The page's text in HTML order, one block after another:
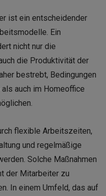
ist ein entscheidender
Ein
nicht nur die
die Produktivität der
bestrebt, Bedingungen
auch im Homeoffice
flexible Arbeitszeiten,
und regelmäßige
Solche Maßnahmen
der Mitarbeiter zu
In einem Umfeld, das auf